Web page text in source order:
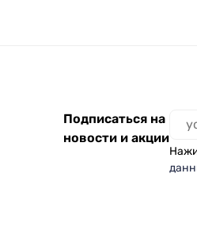
Подписаться на
новости и акции